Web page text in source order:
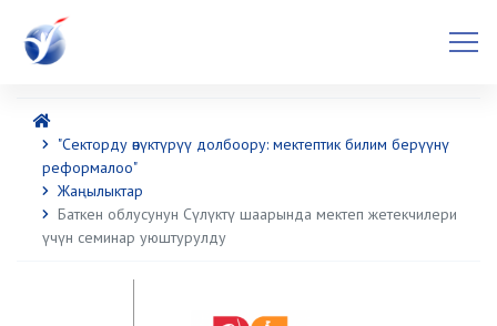
"Секторду өнүктүрүү долбоору: мектептик билим берүүнү
реформалоо"
Жаңылыктар
Баткен облусунун Сүлүктү шаарында мектеп жетекчилери
үчүн семинар уюштурулду